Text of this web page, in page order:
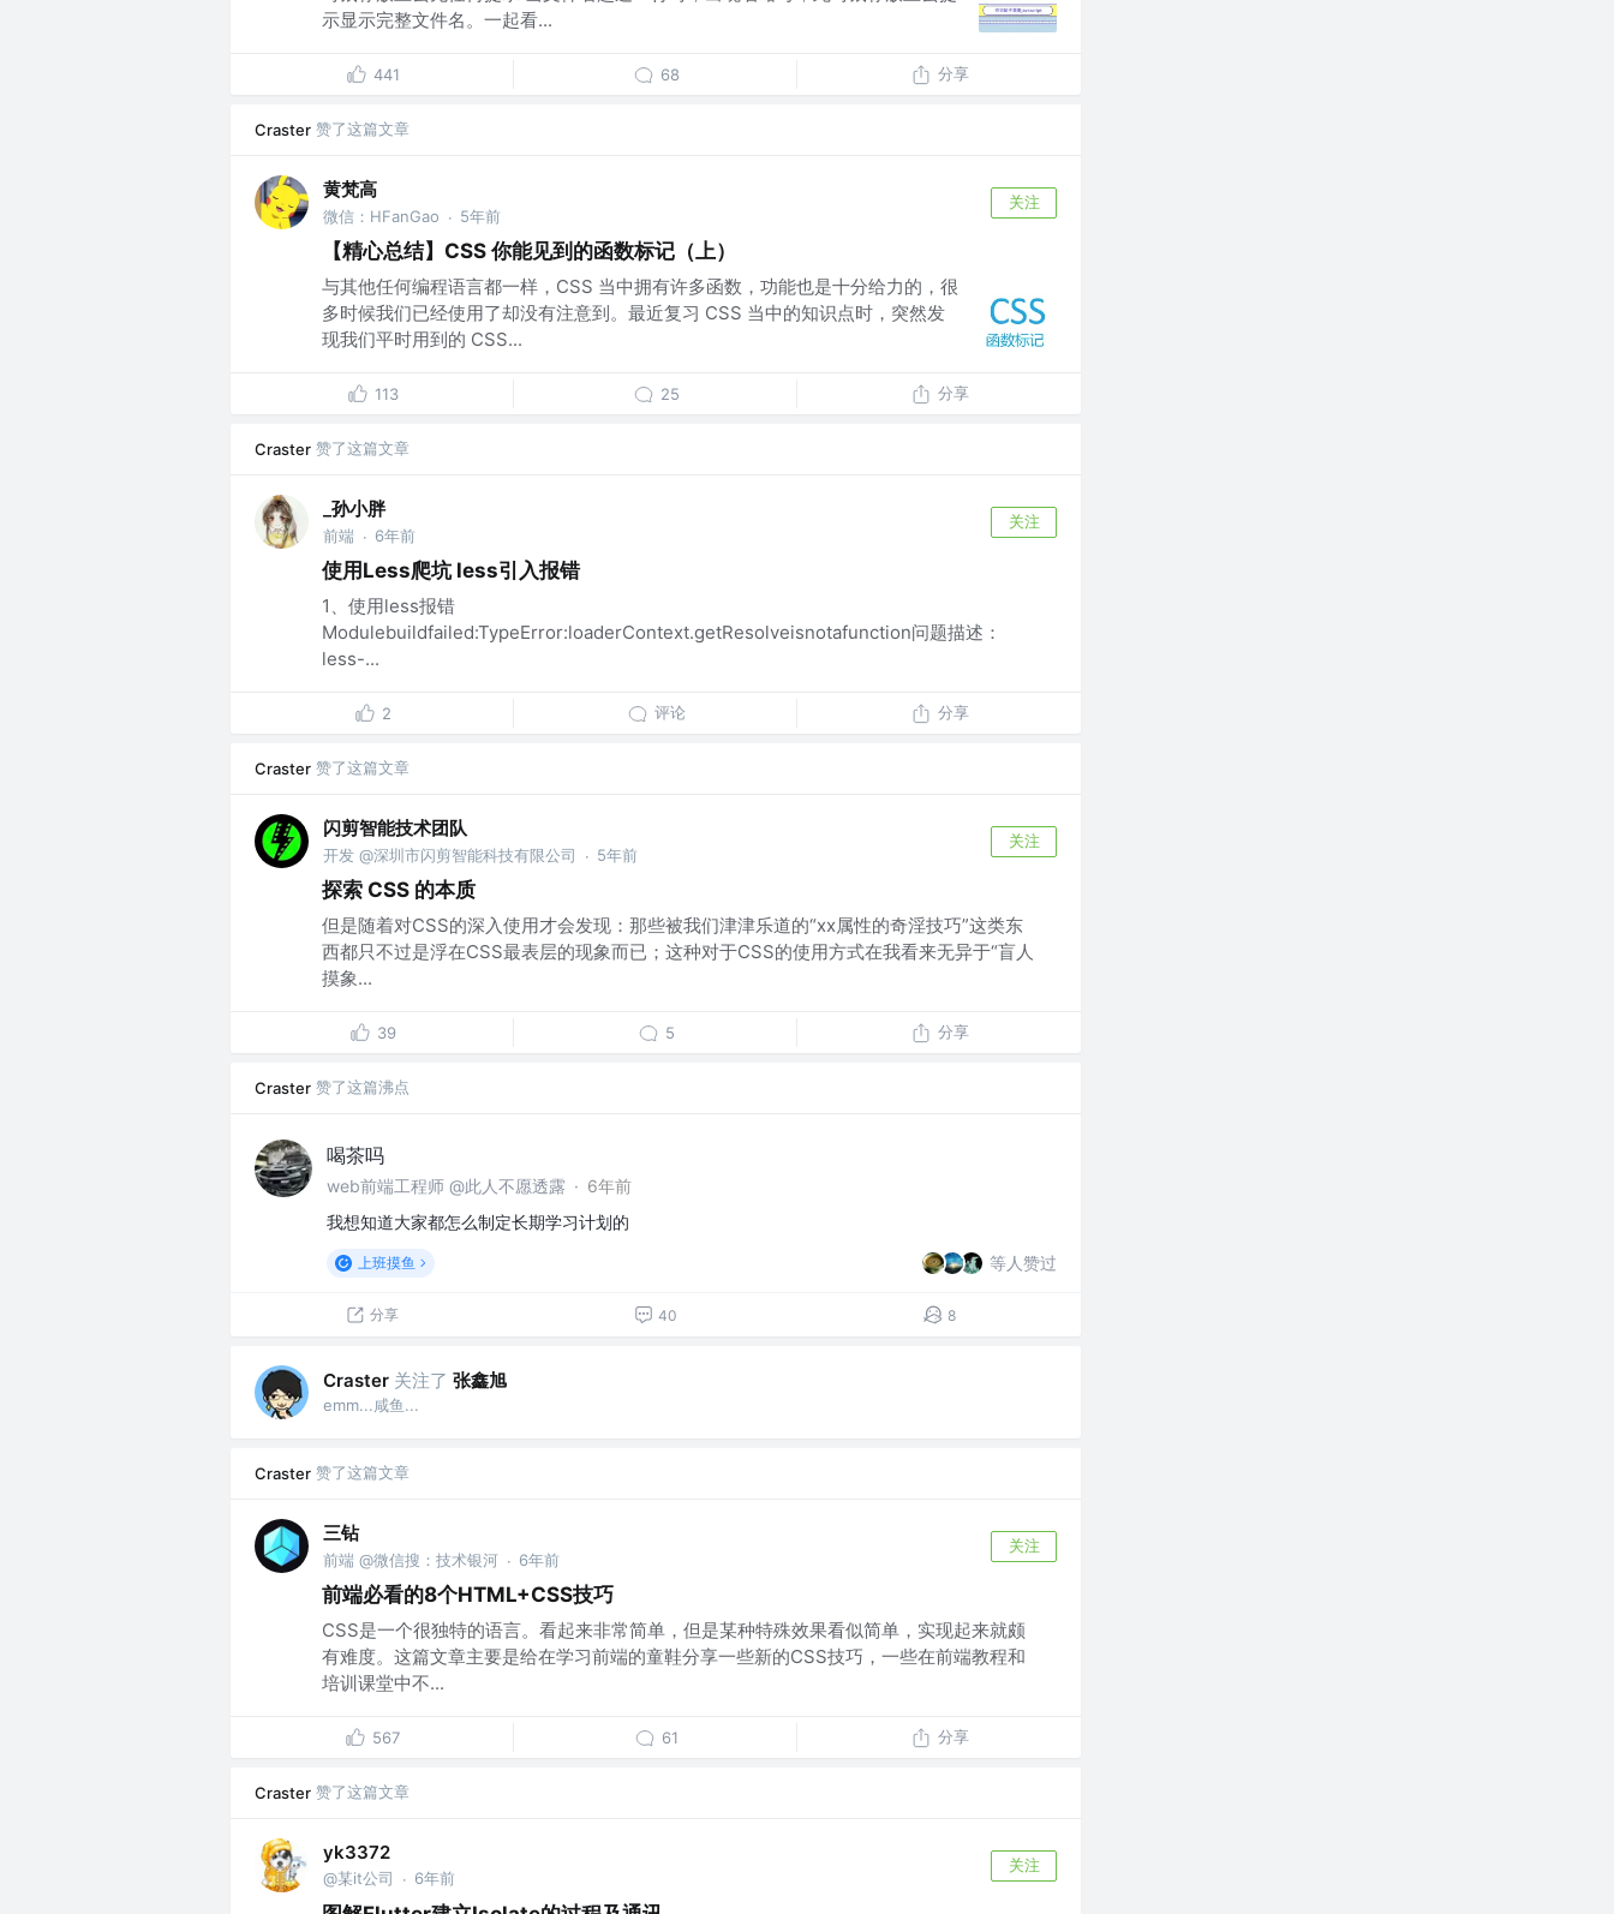
示显示完整文件名。一起看...
441 68 分享
Craster 赞了这篇文章
黄梵高
微信：HFanGao · 5年前
关注
【精心总结】CSS 你能见到的函数标记（上）
与其他任何编程语言都一样，CSS 当中拥有许多函数，功能也是十分给力的，很
多时候我们已经使用了却没有注意到。最近复习 CSS 当中的知识点时，突然发
现我们平时用到的 CSS...
113 25 分享
Craster 赞了这篇文章
_孙小胖
前端 · 6年前
关注
使用Less爬坑 less引入报错
1、使用less报错
Modulebuildfailed:TypeError:loaderContext.getResolveisnotafunction问题描述：
less-...
2 评论 分享
Craster 赞了这篇文章
闪剪智能技术团队
开发 @深圳市闪剪智能科技有限公司 · 5年前
关注
探索 CSS 的本质
但是随着对CSS的深入使用才会发现：那些被我们津津乐道的“xx属性的奇淫技巧”这类东
西都只不过是浮在CSS最表层的现象而已；这种对于CSS的使用方式在我看来无异于“盲人
摸象...
39 5 分享
Craster 赞了这篇沸点
喝茶吗
web前端工程师 @此人不愿透露 · 6年前
我想知道大家都怎么制定长期学习计划的
上班摸鱼 等人赞过
分享 40 8
Craster 关注了 张鑫旭
emm...咸鱼...
Craster 赞了这篇文章
三钻
前端 @微信搜：技术银河 · 6年前
关注
前端必看的8个HTML+CSS技巧
CSS是一个很独特的语言。看起来非常简单，但是某种特殊效果看似简单，实现起来就颇
有难度。这篇文章主要是给在学习前端的童鞋分享一些新的CSS技巧，一些在前端教程和
培训课堂中不...
567 61 分享
Craster 赞了这篇文章
yk3372
@某it公司 · 6年前
关注